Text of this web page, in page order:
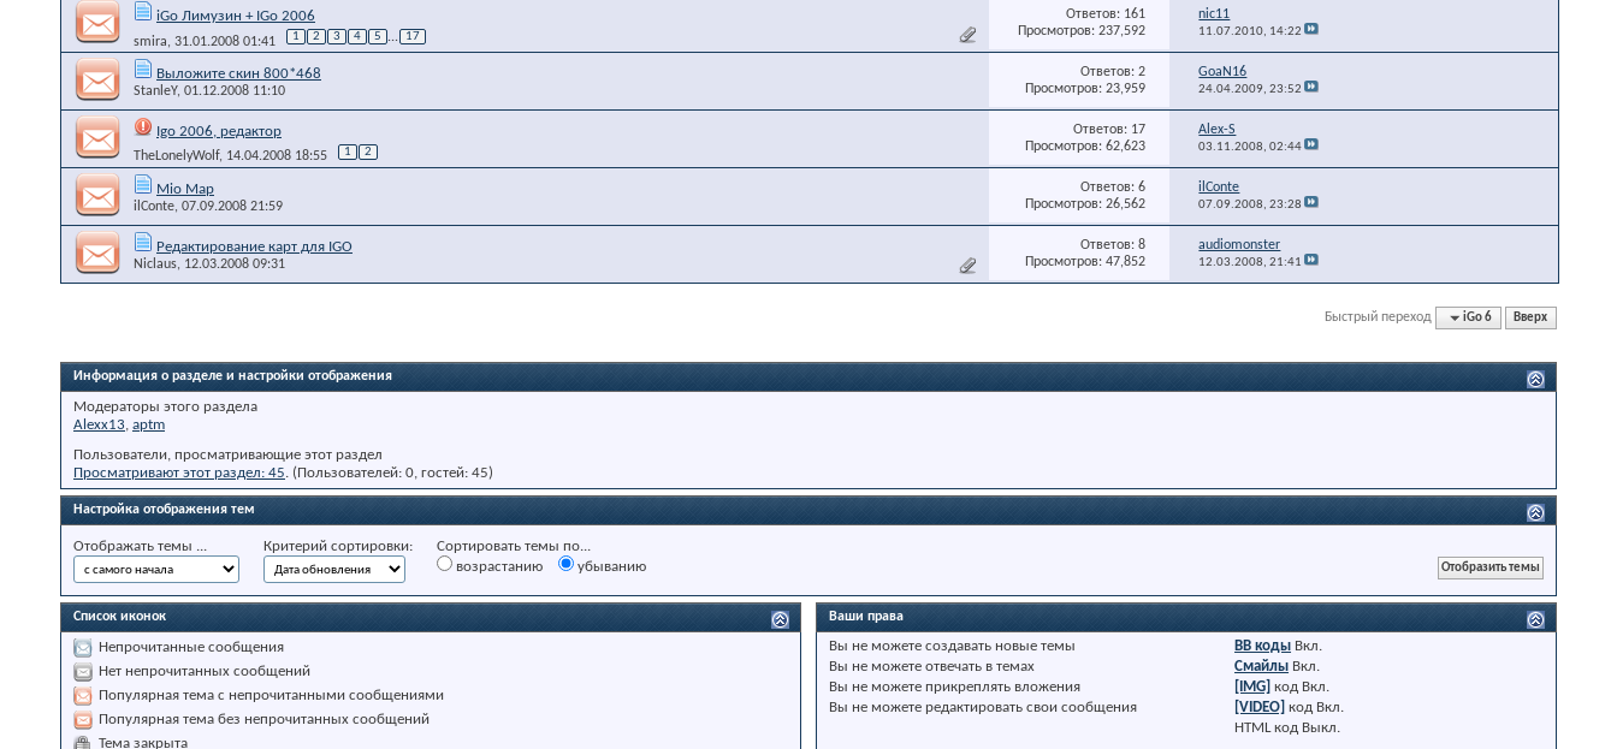
iGo Лимузин + IGo 2006
smira, 31.01.2008 01:41 1 2 3 4 5 ... 17
Ответов: 161
Просмотров: 237,592
nic11
11.07.2010, 14:22
Выложите скин 800*468
StanleY, 01.12.2008 11:10
Ответов: 2
Просмотров: 23,959
GoaN16
24.04.2009,23:52
Igo 2006, редактор
TheLonelyWolf, 14.04.2008 18:55 1 2
Ответов: 17
Просмотров: 62,623
Alex-S
03.11.2008,02:44
Mio Map
ilConte, 07.09.2008 21:59
Ответов: 6
Просмотров: 26,562
ilConte
07.09.2008,23:28
Редактирование карт для IGO
Niclaus, 12.03.2008 09:31
Ответов: 8
Просмотров: 47,852
audiomonster
12.03.2008,21:41
Быстрый переход iGo 6 Вверх
Информация о разделе и настройки отображения
Модераторы этого раздела
Alexx13, aptm
Пользователи, просматривающие этот раздел
Просматривают этот раздел: 45. (Пользователей: 0, гостей: 45)
Настройка отображения тем
Отображать темы ... Критерий сортировки:
Сортировать темы по...
возрастанию
убыванию
Список иконок
Непрочитанные сообщения
Нет непрочитанных сообщений
Популярная тема с непрочитанными сообщениями
Популярная тема без непрочитанных сообщений
Тема закрыта
Ваши права
Вы не можете создавать новые темы
Вы не можете отвечать в темах
Вы не можете прикреплять вложения
Вы не можете редактировать свои сообщения
BB коды Вкл.
Смайлы Вкл.
[IMG] код Вкл.
[VIDEO] код Вкл.
HTML код Выкл.